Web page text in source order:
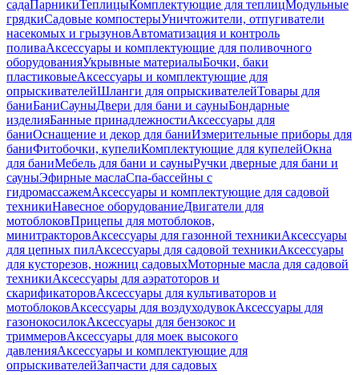
садаПарникиТеплицыКомплектующие для теплицМодульные
грядкиСадовые компостерыУничтожители, отпугиватели
насекомых и грызуновАвтоматизация и контроль
поливаАксессуары и комплектующие для поливочного
оборудованияУкрывные материалыБочки, баки
пластиковыеАксессуары и комплектующие для
опрыскивателейШланги для опрыскивателейТовары для
баниБаниСауныДвери для бани и сауныБондарные
изделияБанные принадлежностиАксессуары для
баниОснащение и декор для баниИзмерительные приборы для
баниФитобочки, купелиКомплектующие для купелейОкна
для баниМебель для бани и сауныРучки дверные для бани и
сауныЭфирные маслаСпа-бассейны с
гидромассажемАксессуары и комплектующие для садовой
техникиНавесное оборудованиеДвигатели для
мотоблоковПрицепы для мотоблоков,
минитракторовАксессуары для газонной техникиАксессуары
для цепных пилАксессуары для садовой техникиАксессуары
для кусторезов, ножниц садовыхМоторные масла для садовой
техникиАксессуары для аэратоторов и
скарификаторовАксессуары для культиваторов и
мотоблоковАксессуары для воздуходувокАксессуары для
газонокосилокАксессуары для бензокос и
триммеровАксессуары для моек высокого
давленияАксессуары и комплектующие для
опрыскивателейЗапчасти для садовых